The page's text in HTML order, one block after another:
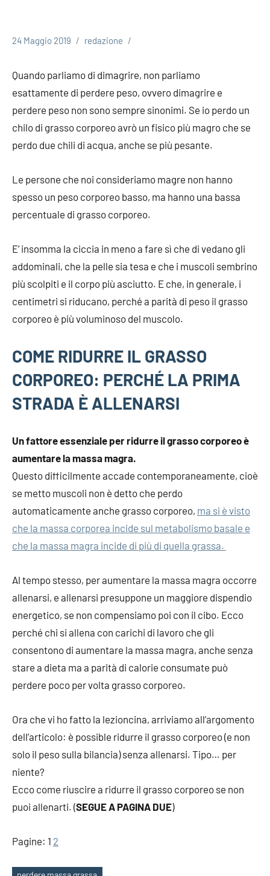
24 Maggio 2019 redazione
Quando parliamo di dimagrire, non parliamo
esattamente di perdere peso, ovvero dimagrire e
perdere peso non sono sempre sinonimi. Se io perdo un
chilo di grasso corporeo avrò un fisico più magro che se
perdo due chili di acqua, anche se più pesante.
Le persone che noi consideriamo magre non hanno
spesso un peso corporeo basso, ma hanno una bassa
percentuale di grasso corporeo.
E’ insomma la ciccia in meno a fare sì che di vedano gli
addominali, che la pelle sia tesa e che i muscoli sembrino
più scolpiti e il corpo più asciutto. E che, in generale, i
centimetri si riducano, perché a parità di peso il grasso
corporeo è più voluminoso del muscolo.
COME RIDURRE IL GRASSO
CORPOREO: PERCHÉ LA PRIMA
STRADA È ALLENARSI
Un fattore essenziale per ridurre il grasso corporeo è
aumentare la massa magra.
Questo difficilmente accade contemporaneamente, cioè
se metto muscoli non è detto che perdo
automaticamente anche grasso corporeo, ma si è visto
che la massa corporea incide sul metabolismo basale e
che la massa magra incide di più di quella grassa.
Al tempo stesso, per aumentare la massa magra occorre
allenarsi, e allenarsi presuppone un maggiore dispendio
energetico, se non compensiamo poi con il cibo. Ecco
perché chi si allena con carichi di lavoro che gli
consentono di aumentare la massa magra, anche senza
stare a dieta ma a parità di calorie consumate può
perdere poco per volta grasso corporeo.
Ora che vi ho fatto la lezioncina, arriviamo all’argomento
dell’articolo: è possible ridurre il grasso corporeo (e non
solo il peso sulla bilancia) senza allenarsi. Tipo… per
niente?
Ecco come riuscire a ridurre il grasso corporeo se non
puoi allenarti. (SEGUE A PAGINA DUE)
Pagine: 1 2